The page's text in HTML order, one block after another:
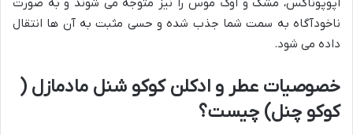
اپوپوناکس، مشک و اوک موس را نیز متوجه می شوند و به صورت
ناخودآگاه به سمت شما جذب شده و حسی مثبت به آن ها انتقال
داده می شود.
خصوصیات عطر و ادکلن کوکو شنل مادمازل (
کوکو چنل) چیست؟